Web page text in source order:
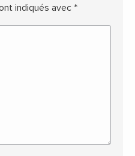
indiqués avec *